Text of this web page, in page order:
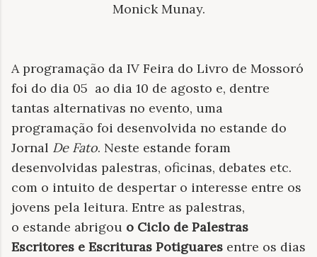
Monick Munay.
A programação da IV Feira do Livro de Mossoró
foi do dia 05 ao dia 10 de agosto e, dentre
tantas alternativas no evento, uma
programação foi desenvolvida no estande do
Jornal De Fato. Neste estande foram
desenvolvidas palestras, oficinas, debates etc.
com o intuito de despertar o interesse entre os
jovens pela leitura. Entre as palestras,
o estande abrigou o Ciclo de Palestras
Escritores e Escrituras Potiguares entre os dias